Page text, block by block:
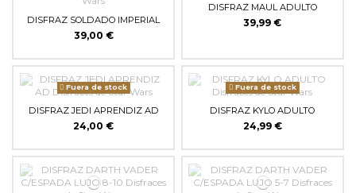
DISFRAZ SOLDADO IMPERIAL
39,00 €
DISFRAZ MAUL ADULTO
39,99 €
Fuera de stock
DISFRAZ JEDI APRENDIZ AD
24,00 €
Fuera de stock
DISFRAZ KYLO ADULTO
24,99 €